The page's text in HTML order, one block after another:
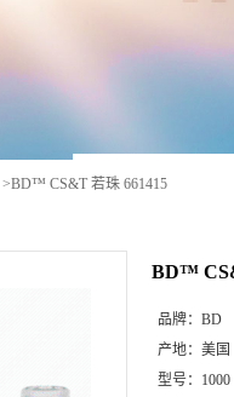
>BD™ CS&T 若珠 661415
BD™
品牌： BD
产地： 美国
型号：